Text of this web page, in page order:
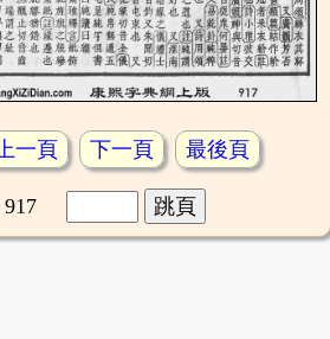
一頁 下一頁 最後頁
917